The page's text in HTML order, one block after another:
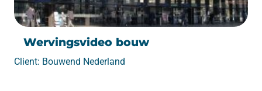
Wervingsvideo bouw
Client: Bouwend Nederland